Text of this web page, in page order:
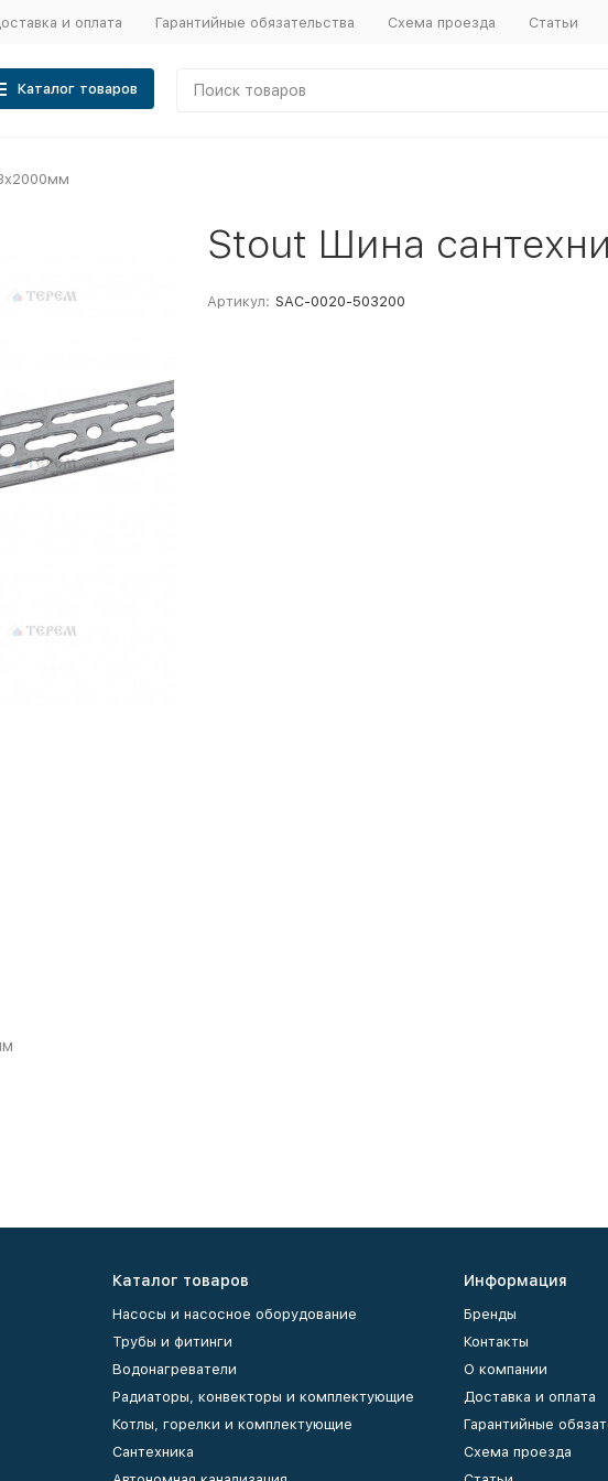
и оплата Гарантийные обязательства Схема проезда Статьи
Каталог товаров
Stout Шина
Артикул: SAC-0020-503200
Каталог товаров
Насосы и насосное оборудование
Трубы и фитинги
Водонагреватели
Радиаторы, конвекторы и комплектующие
Котлы, горелки и комплектующие
Сантехника
Информация
Бренды
Контакты
О компании
Доставка и оплата
Гарантийные
Схема проезда